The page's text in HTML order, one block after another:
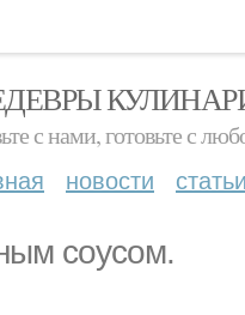
с нами, готовьте с
новости статьи
соусом.